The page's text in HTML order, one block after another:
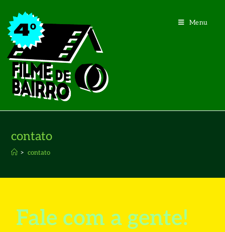
Menu
contato
> contato
Fale com a gente!